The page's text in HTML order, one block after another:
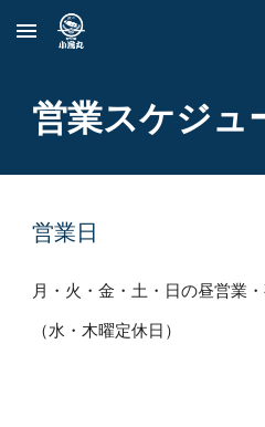
Skip to main content
営業スケジュ
営業日
月・火・金・土・日の昼営業
（水・木曜定休日）